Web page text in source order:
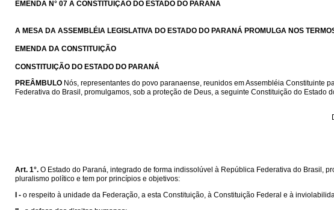
EMENDA N° 07 À CONSTITUIÇÃO DO ESTADO DO PARANÁ
A MESA DA ASSEMBLÉIA LEGISLATIVA DO ESTADO DO PARANÁ PROMULGA NOS
EMENDA DA CONSTITUIÇÃO
CONSTITUIÇÃO DO ESTADO DO PARANÁ
PREÂMBULO Nós, representantes do povo paranaense, reunidos em Assembléia Constituinte
Federativa do Brasil, promulgamos, sob a proteção de Deus, a seguinte Constituição do Estado
Art. 1°. O Estado do Paraná, integrado de forma indissolúvel à República Federativa do Brasil,
pluralismo político e tem por princípios e objetivos:
I - o respeito à unidade da Federação, a esta Constituição, à Constituição Federal e à